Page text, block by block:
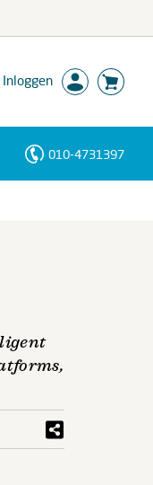
Inloggen
010-4731397